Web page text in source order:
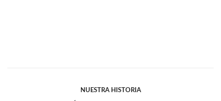
NUESTRA HISTORIA